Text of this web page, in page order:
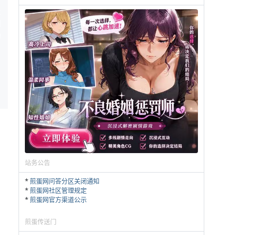
站务公告
*煎蛋网问答分区关闭通知
*煎蛋网社区管理规定
*煎蛋网官方渠道公示
煎蛋传送门